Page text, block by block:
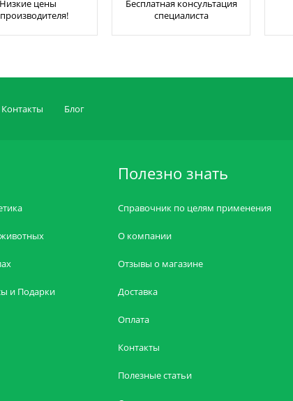
Низкие цены
Бесплатная консультация
специалиста
Контакты Блог
и Подарки
Полезно знать
Справочник по целям применения
О компании
Отзывы о магазине
Доставка
Оплата
Контакты
Полезные статьи